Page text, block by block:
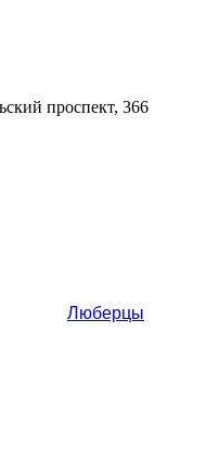
проспект, 366
Люберцы